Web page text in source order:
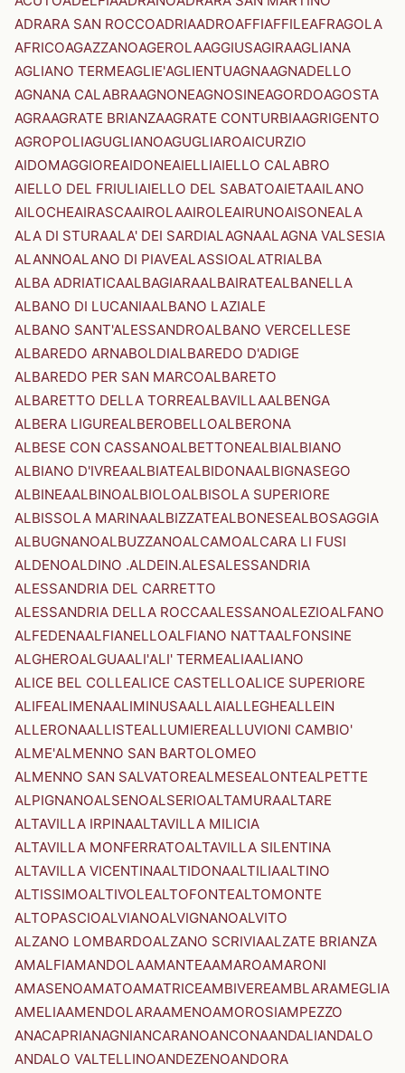
ADRARA SAN ROCCOADRIAADROAFFIAFFILEAFRAGOLA
AFRICOAGAZZANOAGEROLAAGGIUSAGIRAAGLIANA
AGLIANO TERMEAGLIE'AGLIENTUAGNAAGNADELLO
AGNANA CALABRAAGNONEAGNOSINEAGORDOAGOSTA
AGRAAGRATE BRIANZAAGRATE CONTURBIAAGRIGENTO
AGROPOLIAGUGLIANOAGUGLIAROAICURZIO
AIDOMAGGIOREAIDONEAIELLIAIELLO CALABRO
AIELLO DEL FRIULIAIELLO DEL SABATOAIETAAILANO
AILOCHEAIRASCAAIROLAAIROLEAIRUNOAISONEALA
ALA DI STURAALA' DEI SARDIALAGNAALAGNA VALSESIA
ALANNOALANO DI PIAVEALASSIOALATRIALBA
ALBA ADRIATICAALBAGIARAALBAIRATEALBANELLA
ALBANO DI LUCANIAALBANO LAZIALE
ALBANO SANT'ALESSANDROALBANO VERCELLESE
ALBAREDO ARNABOLDIALBAREDO D'ADIGE
ALBAREDO PER SAN MARCOALBARETO
ALBARETTO DELLA TORREALBAVILLAALBENGA
ALBERA LIGUREALBEROBELLOALBERONA
ALBESE CON CASSANOALBETTONEALBIALBIANO
ALBIANO D'IVREAALBIATEALBIDONAALBIGNASEGO
ALBINEAALBINOALBIOLOALBISOLA SUPERIORE
ALBISSOLA MARINAALBIZZATEALBONESEALBOSAGGIA
ALBUGNANOALBUZZANOALCAMOALCARA LI FUSI
ALDENOALDINO .ALDEIN.ALESALESSANDRIA
ALESSANDRIA DEL CARRETTO
ALESSANDRIA DELLA ROCCAALESSANOALEZIOALFANO
ALFEDENAALFIANELLOALFIANO NATTAALFONSINE
ALGHEROALGUAALI'ALI' TERMEALIAALIANO
ALICE BEL COLLEALICE CASTELLOALICE SUPERIORE
ALIFEALIMENAALIMINUSAALLAIALLEGHEALLEIN
ALLERONAALLISTEALLUMIEREALLUVIONI CAMBIO'
ALME'ALMENNO SAN BARTOLOMEO
ALMENNO SAN SALVATOREALMESEALONTEALPETTE
ALPIGNANOALSENOALSERIOALTAMURAALTARE
ALTAVILLA IRPINAALTAVILLA MILICIA
ALTAVILLA MONFERRATOALTAVILLA SILENTINA
ALTAVILLA VICENTINAALTIDONAALTILIAALTINO
ALTISSIMOALTIVOLEALTOFONTEALTOMONTE
ALTOPASCIOALVIANOALVIGNANOALVITO
ALZANO LOMBARDOALZANO SCRIVIAALZATE BRIANZA
AMALFIAMANDOLAAMANTEAAMAROAMARONI
AMASENOAMATOAMATRICEAMBIVEREAMBLARAMEGLIA
AMELIAAMENDOLARAAMENOAMOROSIAMPEZZO
ANACAPRIANAGNIANCARANOANCONAANDALIANDALO
ANDALO VALTELLINOANDEZENOANDORA